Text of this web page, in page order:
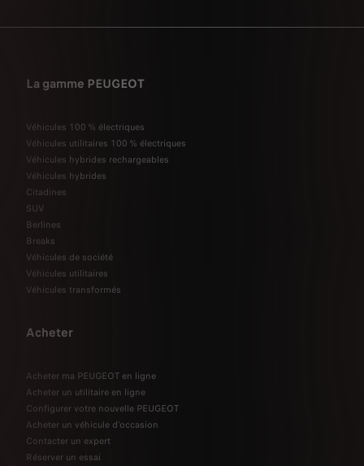
La gamme PEUGEOT
Véhicules 100 % électriques
Véhicules utilitaires 100 % électriques
Véhicules hybrides rechargeables
Véhicules hybrides
Citadines
SUV
Berlines
Breaks
Véhicules de société
Véhicules utilitaires
Véhicules transformés
Acheter
Acheter ma PEUGEOT en ligne
Acheter un utilitaire en ligne
Configurer votre nouvelle PEUGEOT
Acheter un véhicule d'occasion
Contacter un expert
Réserver un essai